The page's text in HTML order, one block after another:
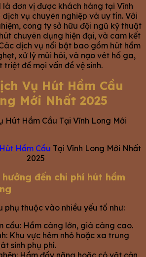
là đơn vị được khách hàng tại Vĩnh
vụ chuyên nghiệp và uy tín. Với
công ty sở hữu đội ngũ kỹ thuật
chuyên dụng hiện đại, và cam kết
dịch vụ nổi bật bao gồm hút hầm
xử lý mùi hôi, và nạo vét hố ga,
để mọi vấn đề vệ sinh.
Vụ Hút Hầm Cầu
Mới Nhất 2025
Hầm Cầu Tại Vĩnh Long Mới Nhất
2025
đến chi phí hút hầm
phụ thuộc vào nhiều yếu tố như:
cầu: Hầm càng lớn, giá càng cao.
Khu vực hẻm nhỏ hoặc xa trung
sinh phụ phí.
Hầm đầy nặng hoặc có vật cản